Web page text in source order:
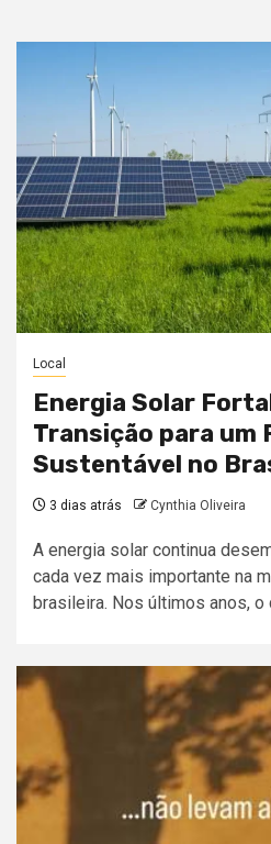
Local
Energia Solar
Transição para um
Sustentável no
3 dias atrás Cynthia Oliveira
A energia solar continua
cada vez mais importante na
brasileira. Nos últimos anos, o